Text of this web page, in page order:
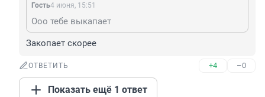
Гость4 июня, 15:51
Ооо тебе выкапает
Закопает скорее
ОТВЕТИТЬ +4 –0
Показать ещё 1 ответ